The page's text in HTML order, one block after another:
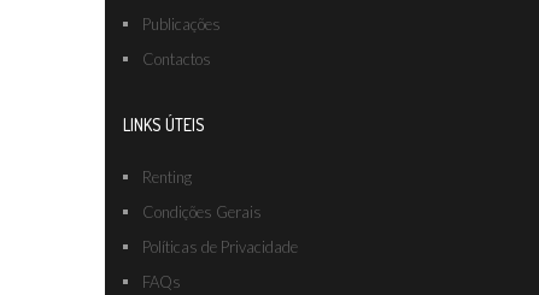
Publicações
Contactos
LINKS ÚTEIS
Renting
Condições Gerais
Políticas de Privacidade
FAQs